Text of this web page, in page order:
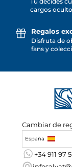
cargos
Regalos
Disfruta de
fans y
Cambiar de
España
+34 911 97